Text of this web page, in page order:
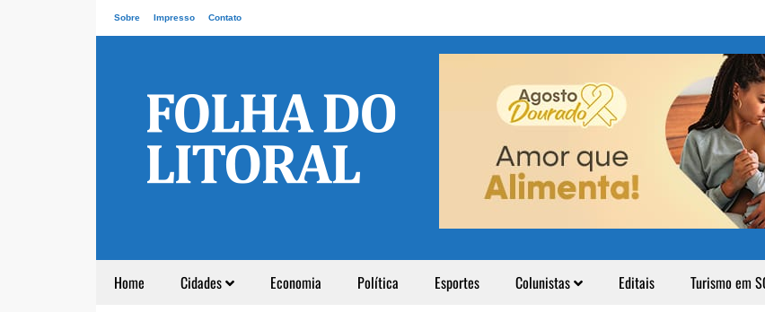
Sobre Impresso Contato
Home Cidades Economia Política Esportes Colunistas Editais Turismo em